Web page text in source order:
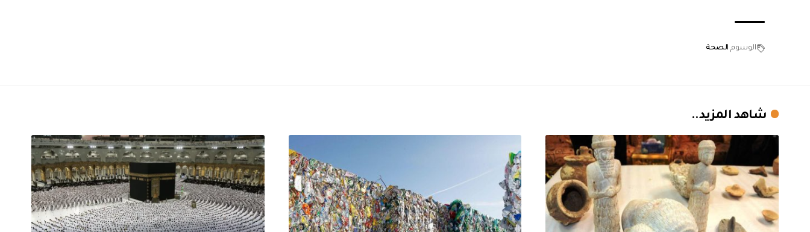
الوسوم الصحة
شاهد المزيد..